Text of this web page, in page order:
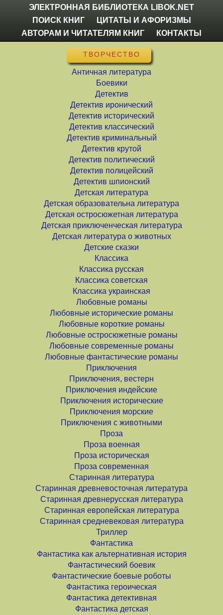
ЭЛЕКТРОННАЯ БИБЛИОТЕКА LIBOK.NET
ПОИСК КНИГ
ЦИТАТЫ И АФОРИЗМЫ
АВТОРАМ И ЧИТАТЕЛЯМ КНИГ
КОНТАКТЫ
ТВОРЧЕСТВО
Античная литература
Боевики
Детектив
Детектив иронический
Детектив исторический
Детектив классический
Детектив криминальный
Детектив крутой
Детектив политический
Детектив полицейский
Детектив шпионский
Детская литература
Детская образовательна литература
Детская остросюжетная литература
Детская приключенческая литература
Детская литература о животных
Детские сказки
Классика
Классика русская
Классика советская
Классика украинская
Любовные романы
Любовные исторические романы
Любовные короткие романы
Любовные остросюжетные романы
Любовные современные романы
Любовные фантастические романы
Приключения
Приключения, вестерн
Приключения индейские
Приключения исторические
Приключения морские
Приключения с животными
Проза
Проза военная
Проза историческая
Проза современная
Старинная литература
Старинная древневосточная литература
Старинная древнерусская литература
Старинная европейская литература
Старинная средневековая литература
Триллер
Фантастика
Фантастика как альтернативная история
Фантастический боевик
Фантастические боевые роботы
Фантастика героическая
Фантастика детективная
Фантастика детская